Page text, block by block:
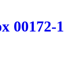
00172-1